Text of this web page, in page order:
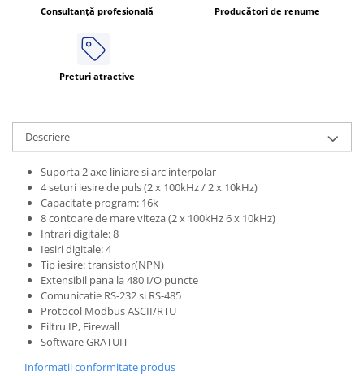
Consultanță profesională Producători de renume
Prețuri atractive
Descriere
Suporta 2 axe liniare si arc interpolar
4 seturi iesire de puls (2 x 100kHz / 2 x 10kHz)
Capacitate program: 16k
8 contoare de mare viteza (2 x 100kHz 6 x 10kHz)
Intrari digitale: 8
Iesiri digitale: 4
Tip iesire: transistor(NPN)
Extensibil pana la 480 I/O puncte
Comunicatie RS-232 si RS-485
Protocol Modbus ASCII/RTU
Filtru IP, Firewall
Software GRATUIT
Informatii conformitate produs